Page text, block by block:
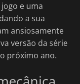
e uma
a sua
ansiosamente
versão da série
próximo ano.